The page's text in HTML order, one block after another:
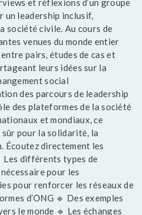
et réflexions d’un groupe
un leadership inclusif,
société civile. Au cours de
venues du monde entier
pairs, études de cas et
leurs idées sur la
social
des parcours de leadership
des plateformes de la société
et mondiaux, ce
sûr pour la solidarité, la
Écoutez directement les
Les différents types de
pour les
pour renforcer les réseaux de
d’ONG 🔹 Des exemples
le monde 🔹 Les échanges